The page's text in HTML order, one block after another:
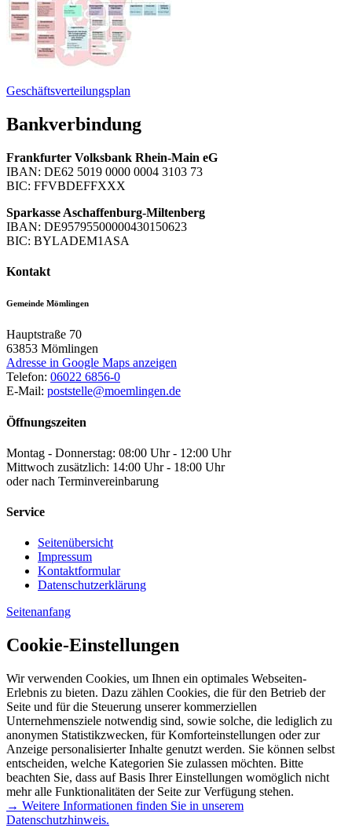
Geschäftsverteilungsplan
Bankverbindung
Frankfurter Volksbank Rhein-Main eG
IBAN: DE62 5019 0000 0004 3103 73
BIC: FFVBDEFFXXX
Sparkasse Aschaffenburg-Miltenberg
IBAN: DE95795500000430150623
BIC: BYLADEM1ASA
Kontakt
Gemeinde Mömlingen
Hauptstraße 70
63853 Mömlingen
Adresse in Google Maps anzeigen
Telefon: 06022 6856-0
E-Mail: poststelle@moemlingen.de
Öffnungszeiten
Montag - Donnerstag: 08:00 Uhr - 12:00 Uhr
Mittwoch zusätzlich: 14:00 Uhr - 18:00 Uhr
oder nach Terminvereinbarung
Service
Seitenübersicht
Impressum
Kontaktformular
Datenschutzerklärung
Seitenanfang
Cookie-Einstellungen
Wir verwenden Cookies, um Ihnen ein optimales Webseiten-
Erlebnis zu bieten. Dazu zählen Cookies, die für den Betrieb der
Seite und für die Steuerung unserer kommerziellen
Unternehmensziele notwendig sind, sowie solche, die lediglich zu
anonymen Statistikzwecken, für Komforteinstellungen oder zur
Anzeige personalisierter Inhalte genutzt werden. Sie können selbst
entscheiden, welche Kategorien Sie zulassen möchten. Bitte
beachten Sie, dass auf Basis Ihrer Einstellungen womöglich nicht
mehr alle Funktionalitäten der Seite zur Verfügung stehen.
→ Weitere Informationen finden Sie in unserem
Datenschutzhinweis.